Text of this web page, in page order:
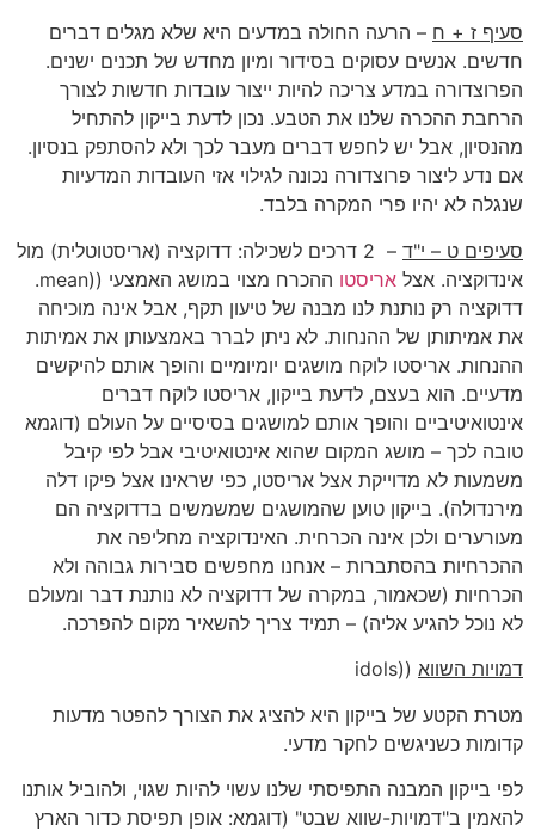
סעיף ז + ח – הרעה החולה במדעים היא שלא מגלים דברים
חדשים. אנשים עסוקים בסידור ומיון מחדש של תכנים ישנים.
הפרוצדורה במדע צריכה להיות ייצור עובדות חדשות לצורך
הרחבת ההכרה שלנו את הטבע. נכון לדעת בייקון להתחיל
מהנסיון, אבל יש לחפש דברים מעבר לכך ולא להסתפק בנסיון.
אם נדע ליצור פרוצדורה נכונה לגילוי אזי העובדות המדעיות
שנגלה לא יהיו פרי המקרה בלבד.
סעיפים ט – י"ד
– 2 דרכים לשכילה: דדוקציה (אריסטוטלית) מול
אינדוקציה. אצל אריסטו
ההכרח מצוי במושג האמצעי ((mean.
דדוקציה רק נותנת לנו מבנה של טיעון תקף, אבל אינה מוכיחה
את אמיתותן של ההנחות. לא ניתן לברר באמצעותן את אמיתות
ההנחות. אריסטו לוקח מושגים יומיומיים והופך אותם להיקשים
מדעיים. הוא בעצם, לדעת בייקון, אריסטו לוקח דברים
אינטואיטיביים והופך אותם למושגים בסיסיים על העולם (דוגמא
טובה לכך – מושג המקום שהוא אינטואיטיבי אבל לפי קיבל
משמעות לא מדוייקת אצל אריסטו, כפי שראינו אצל פיקו דלה
מירנדולה). בייקון טוען שהמושגים שמשמשים בדדוקציה הם
מעורערים ולכן אינה הכרחית. האינדוקציה מחליפה את
ההכרחיות בהסתברות – אנחנו מחפשים סבירות גבוהה ולא
הכרחיות (שכאמור, במקרה של דדוקציה לא נותנת דבר ומעולם
לא נוכל להגיע אליה) – תמיד צריך להשאיר מקום להפרכה.
דמויות השווא ((idols
מטרת הקטע של בייקון היא להציג את הצורך להפטר מדעות
קדומות כשניגשים לחקר מדעי.
לפי בייקון המבנה התפיסתי שלנו עשוי להיות שגוי, ולהוביל אותנו
להאמין ב"דמויות-שווא שבט" (דוגמא: אופן תפיסת כדור הארץ